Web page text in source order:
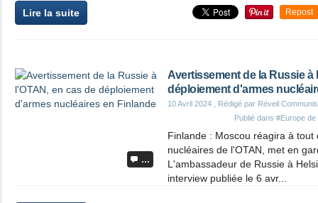
Lire la suite Repost
…
Avertissement de la Russie à
déploiement d'armes
10 Avril 2024 , Rédigé par Réveil
Publié dans #Europe de
Finlande : Moscou réagira à
nucléaires de l'OTAN, met en
L'ambassadeur de Russie à
interview publiée le 6 avr...